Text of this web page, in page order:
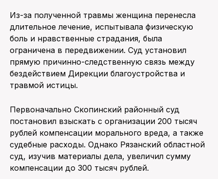
Из-за полученной травмы женщина перенесла
длительное лечение, испытывала физическую
боль и нравственные страдания, была
ограничена в передвижении. Суд установил
прямую причинно-следственную связь между
бездействием Дирекции благоустройства и
травмой истицы.
Первоначально Скопинский районный суд
постановил взыскать с организации 200 тысяч
рублей компенсации морального вреда, а также
судебные расходы. Однако Рязанский областной
суд, изучив материалы дела, увеличил сумму
компенсации до 300 тысяч рублей.